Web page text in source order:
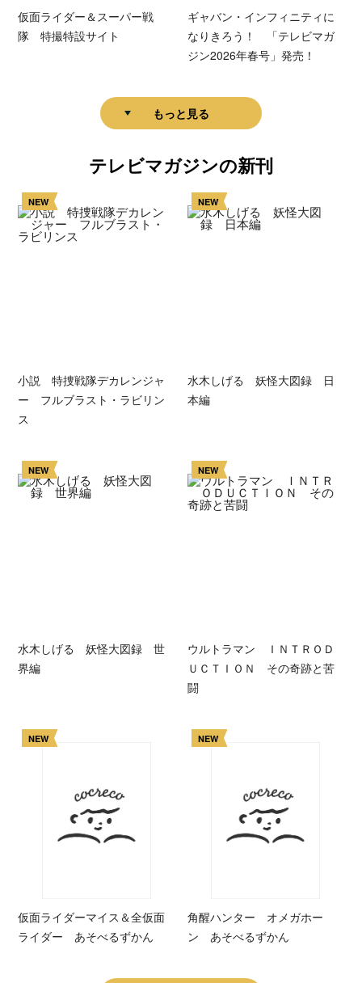
仮面ライダー＆スーパー戦
隊 特撮特設サイト
ギャバン・インフィニティに
なりきろう！ 「テレビマガ
ジン2026年春号」発売！
もっと見る
テレビマガジンの新刊
NEW
小説 特捜戦隊デカレンジャ
ー フルブラスト・ラビリン
ス
NEW
水木しげる 妖怪大図録 日
本編
NEW
水木しげる 妖怪大図録 世
界編
NEW
ウルトラマン ＩＮＴＲＯＤ
ＵＣＴＩＯＮ その奇跡と苦
闘
NEW
仮面ライダーマイス＆全仮面
ライダー あそべるずかん
NEW
角醒ハンター オメガホー
ン あそべるずかん